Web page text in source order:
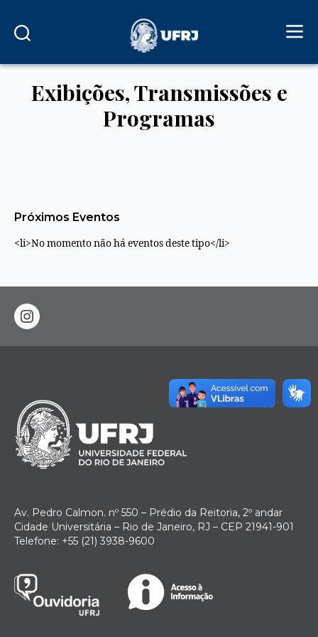
Exibições, Transmissões e
Programas
Próximos Eventos
<li>No momento não há eventos deste tipo</li>
instagram
Av. Pedro Calmon. nº 550 – Prédio da Reitoria, 2º andar
Cidade Universitária – Rio de Janeiro, RJ – CEP 21941-901
Telefone: +55 (21) 3938-9600